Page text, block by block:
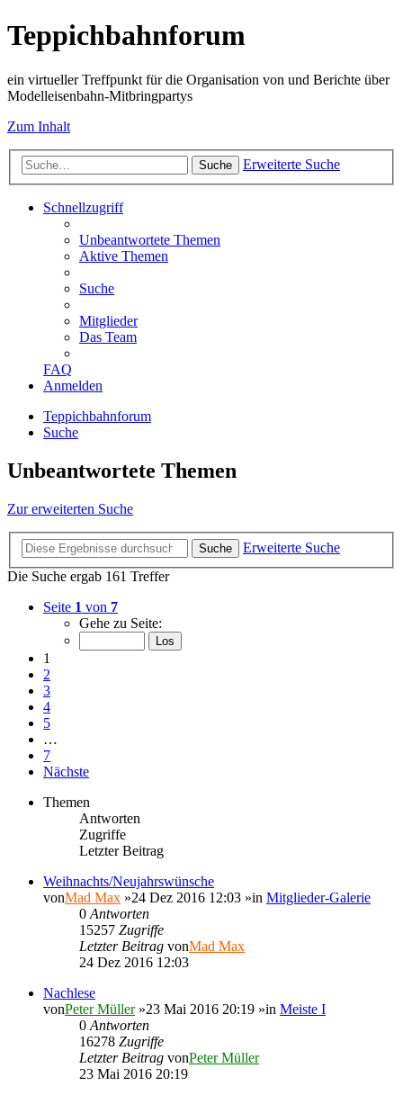
Teppichbahnforum
ein virtueller Treffpunkt für die Organisation von und Berichte über
Modelleisenbahn-Mitbringpartys
Zum Inhalt
Suche Erweiterte Suche
Schnellzugriff
Unbeantwortete Themen
Aktive Themen
Suche
Mitglieder
Das Team
FAQ
Anmelden
Teppichbahnforum
Suche
Unbeantwortete Themen
Zur erweiterten Suche
Suche
Erweiterte Suche
Die Suche ergab 161 Treffer
Seite 1 von 7
Gehe zu Seite:
1
2
3
4
5
…
7
Nächste
Themen
Antworten
Zugriffe
Letzter Beitrag
Weihnachts/Neujahrswünsche
vonMad Max »24 Dez 2016 12:03 »in Mitglieder-Galerie
0 Antworten
15257 Zugriffe
Letzter Beitrag vonMad Max
24 Dez 2016 12:03
Nachlese
vonPeter Müller»23 Mai 2016 20:19 »in Meiste I
0 Antworten
16278 Zugriffe
Letzter Beitrag vonPeter Müller
23 Mai 2016 20:19